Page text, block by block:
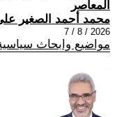
المعاصر
محمد أحمد الصغير
2026 / 8 / 7
مواضيع وابحاث